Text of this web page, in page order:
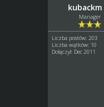
kubackm
Manager
Liczba postów: 203
Liczba wątków: 10
Dołączył: Dec 2011